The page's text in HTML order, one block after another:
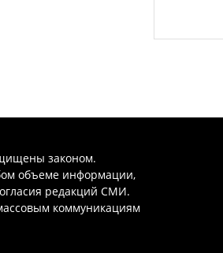
законом.
объеме информации,
редакций СМИ.
коммуникациям